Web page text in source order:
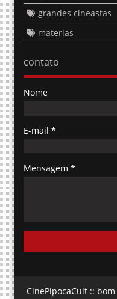
grandes cineastas
materias
contato
Nome
E-mail *
Mensagem *
CinePipocaCult ::